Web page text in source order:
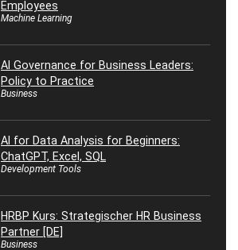
Employees
Machine Learning
AI Governance for Business Leaders:
Policy to Practice
Business
AI for Data Analysis for Beginners:
ChatGPT, Excel, SQL
Development Tools
HRBP Kurs: Strategischer HR Business
Partner [DE]
Business